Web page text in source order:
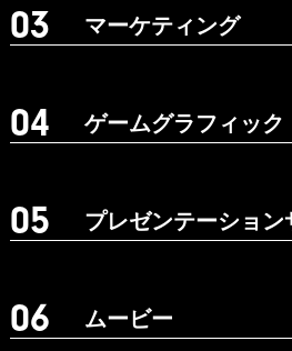
マーケティング
ゲームグラフィック
プレゼンテーション
ムービー